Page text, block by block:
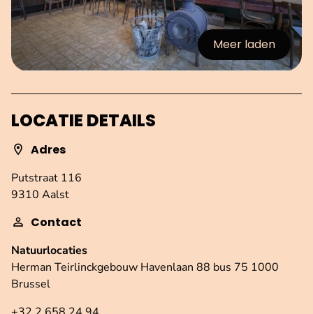
Meer laden
:afbeeldingen
LOCATIE DETAILS
Adres
Putstraat 116
9310 Aalst
Contact
Natuurlocaties
Herman Teirlinckgebouw Havenlaan 88 bus 75 1000
Brussel